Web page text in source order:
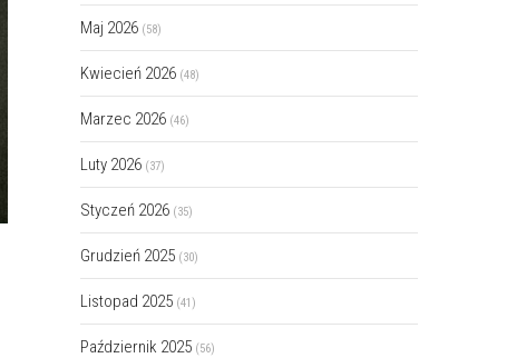
Maj 2026 (58)
Kwiecień 2026 (48)
Marzec 2026 (46)
Luty 2026 (37)
Styczeń 2026 (35)
Grudzień 2025 (30)
Listopad 2025 (41)
Październik 2025 (56)